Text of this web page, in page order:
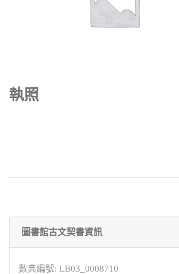
執照
圖書館古文契書資訊
數典編號: LB03_0008710